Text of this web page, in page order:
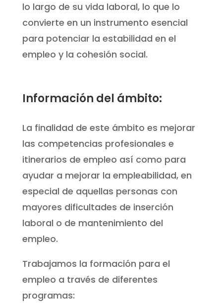
lo largo de su vida laboral, lo que lo
convierte en un instrumento esencial
para potenciar la estabilidad en el
empleo y la cohesión social.
Información del ámbito:
La finalidad de este ámbito es mejorar
las competencias profesionales e
itinerarios de empleo así como para
ayudar a mejorar la empleabilidad, en
especial de aquellas personas con
mayores dificultades de inserción
laboral o de mantenimiento del
empleo.
Trabajamos la formación para el
empleo a través de diferentes
programas: